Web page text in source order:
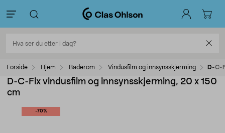
Forside Hjem Baderom Vindusfilm og innsynsskjerming D-C-
D-C-Fix vindusfilm og innsynsskjerming, 20 x 150
cm
-70%